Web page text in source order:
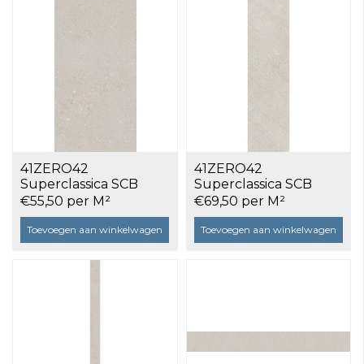
41ZERO42
Superclassica SCB
Natural 30x60 a 1,08
m²
€55,50 per M²
Toevoegen aan winkelwagen
41ZERO42
Superclassica SCB
Chevron 20x80 a 0,96
m²
€69,50 per M²
Toevoegen aan winkelwagen